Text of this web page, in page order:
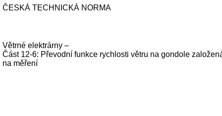
ČESKÁ TECHNICKÁ NORMA
Větrné elektrárny –
Část 12-6: Převodní funkce rychlosti větru na gondole
na měření